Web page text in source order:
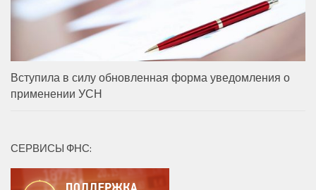
Вступила в силу обновленная форма уведомления о
применении УСН
СЕРВИСЫ ФНС: